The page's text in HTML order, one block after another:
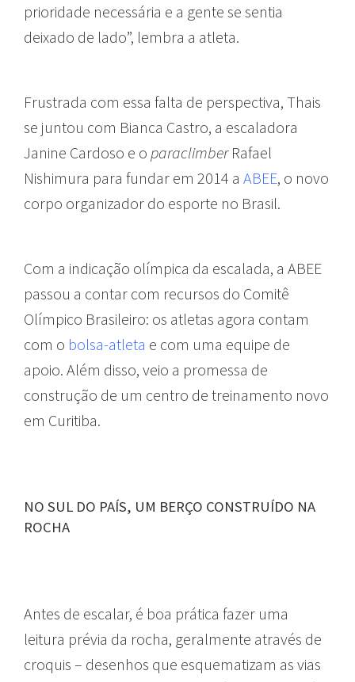
prioridade necessária e a gente se sentia
deixado de lado”, lembra a atleta.
Frustrada com essa falta de perspectiva, Thais
se juntou com Bianca Castro, a escaladora
Janine Cardoso e o paraclimberRafael
Nishimura para fundar em 2014 a ABEE, o novo
corpo organizador do esporte no Brasil.
Com a indicação olímpica da escalada, a ABEE
passou a contar com recursos do Comitê
Olímpico Brasileiro: os atletas agora contam
com o bolsa-atleta e com uma equipe de
apoio. Além disso, veio a promessa de
construção de um centro de treinamento novo
em Curitiba.
NO SUL DO PAÍS, UM BERÇO CONSTRUÍDO NA
ROCHA
Antes de escalar, é boa prática fazer uma
leitura prévia da rocha, geralmente através de
croquis – desenhos que esquematizam as vias